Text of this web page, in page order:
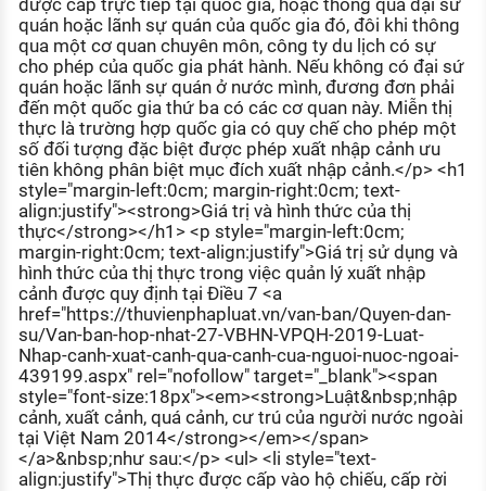
Đặc trưng từng nghề
Xu hướng việc làm
XÂY DỰNG VÀ PHÁT TRIỂN ĐỘI NGŨ
NHÂN SỰ
TUYỂN DỤNG VIỆC LÀM
được cấp trực tiếp tại quốc gia, hoặc thông qua đại sứ
quán hoặc lãnh sự quán của quốc gia đó, đôi khi thông
qua một cơ quan chuyên môn, công ty du lịch có sự
cho phép của quốc gia phát hành. Nếu không có đại sứ
quán hoặc lãnh sự quán ở nước mình, đương đơn phải
đến một quốc gia thứ ba có các cơ quan này. Miễn thị
thực là trường hợp quốc gia có quy chế cho phép một
số đối tượng đặc biệt được phép xuất nhập cảnh ưu
tiên không phân biệt mục đích xuất nhập cảnh.</p> <h1
style="margin-left:0cm; margin-right:0cm; text-
align:justify"><strong>Giá trị và hình thức của thị
thực</strong></h1> <p style="margin-left:0cm;
margin-right:0cm; text-align:justify">Giá trị sử dụng và
hình thức của thị thực trong việc quản lý xuất nhập
cảnh được quy định tại Điều 7 <a
href="https://thuvienphapluat.vn/van-ban/Quyen-dan-
su/Van-ban-hop-nhat-27-VBHN-VPQH-2019-Luat-
Nhap-canh-xuat-canh-qua-canh-cua-nguoi-nuoc-ngoai-
439199.aspx" rel="nofollow" target="_blank"><span
style="font-size:18px"><em><strong>Luật&nbsp;nhập
cảnh, xuất cảnh, quá cảnh, cư trú của người nước ngoài
tại Việt Nam 2014</strong></em></span>
</a>&nbsp;như sau:</p> <ul> <li style="text-
align:justify">Thị thực được cấp vào hộ chiếu, cấp rời